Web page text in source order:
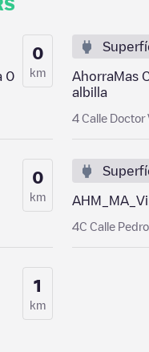
0
0
km
AhorraMas
albilla
4 Calle Doctor
0
km
4C Calle
1
km